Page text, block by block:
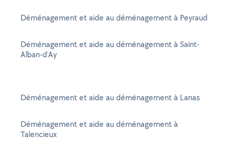
Déménagement et aide au déménagement à Peyraud
Déménagement et aide au déménagement à Saint-
Alban-d'Ay
Déménagement et aide au déménagement à Lanas
Déménagement et aide au déménagement à
Talencieux